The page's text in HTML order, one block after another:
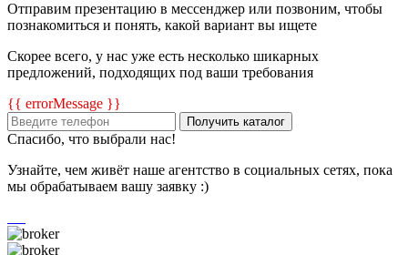
Отправим презентацию в мессенджер или позвоним, чтобы
познакомиться и понять, какой вариант вы ищете
Скорее всего, у нас уже есть несколько шикарных
предложений, подходящих под ваши требования
{{ errorMessage }}
Получить каталог
Спасибо, что выбрали нас!
Узнайте, чем живёт наше агентство в социальных сетях, пока
мы обрабатываем вашу заявку :)